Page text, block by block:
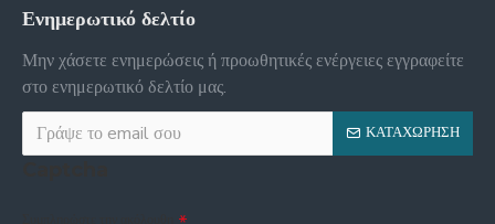
Ενημερωτικό δελτίο
Μην χάσετε ενημερώσεις ή προωθητικές ενέργειες εγγραφείτε
στο ενημερωτικό δελτίο μας.
ΚΑΤΑΧΏΡΗΣΗ